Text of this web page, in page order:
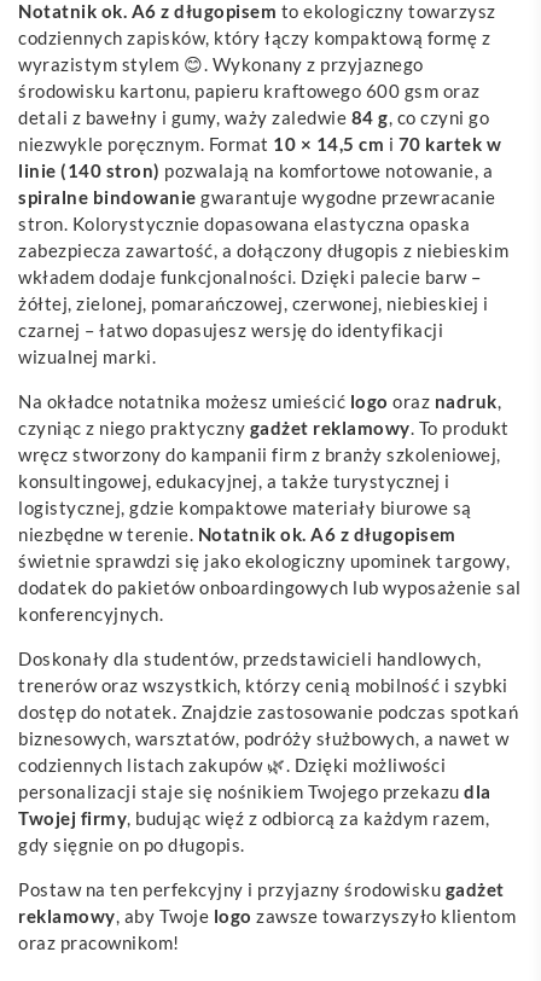
Notatnik ok. A6 z długopisem to ekologiczny towarzysz
codziennych zapisków, który łączy kompaktową formę z
wyrazistym stylem 😊. Wykonany z przyjaznego
środowisku kartonu, papieru kraftowego 600 gsm oraz
detali z bawełny i gumy, waży zaledwie 84 g, co czyni go
niezwykle poręcznym. Format 10 × 14,5 cm i 70 kartek w
linie (140 stron) pozwalają na komfortowe notowanie, a
spiralne bindowanie gwarantuje wygodne przewracanie
stron. Kolorystycznie dopasowana elastyczna opaska
zabezpiecza zawartość, a dołączony długopis z niebieskim
wkładem dodaje funkcjonalności. Dzięki palecie barw –
żółtej, zielonej, pomarańczowej, czerwonej, niebieskiej i
czarnej – łatwo dopasujesz wersję do identyfikacji
wizualnej marki.
Na okładce notatnika możesz umieścić logo oraz nadruk,
czyniąc z niego praktyczny gadżet reklamowy. To produkt
wręcz stworzony do kampanii firm z branży szkoleniowej,
konsultingowej, edukacyjnej, a także turystycznej i
logistycznej, gdzie kompaktowe materiały biurowe są
niezbędne w terenie. Notatnik ok. A6 z długopisem
świetnie sprawdzi się jako ekologiczny upominek targowy,
dodatek do pakietów onboardingowych lub wyposażenie sal
konferencyjnych.
Doskonały dla studentów, przedstawicieli handlowych,
trenerów oraz wszystkich, którzy cenią mobilność i szybki
dostęp do notatek. Znajdzie zastosowanie podczas spotkań
biznesowych, warsztatów, podróży służbowych, a nawet w
codziennych listach zakupów 🌿. Dzięki możliwości
personalizacji staje się nośnikiem Twojego przekazu dla
Twojej firmy, budując więź z odbiorcą za każdym razem,
gdy sięgnie on po długopis.
Postaw na ten perfekcyjny i przyjazny środowisku gadżet
reklamowy, aby Twoje logo zawsze towarzyszyło klientom
oraz pracownikom!